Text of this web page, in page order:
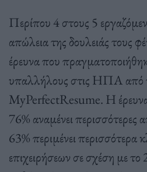
Περίπου 4 στους 5
απώλεια της δουλειάς τους
έρευνα που
υπαλλήλους στις ΗΠΑ από
MyPerfectResume. Η
76% αναμένει περισσότερες
63% περιμένει περισσότερα
επιχειρήσεων σε σχέση με